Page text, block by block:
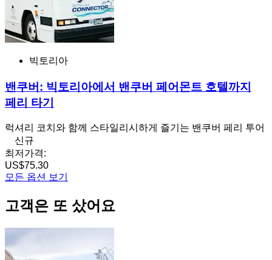
빅토리아
밴쿠버: 빅토리아에서 밴쿠버 페어몬트 호텔까지
페리 타기
럭셔리 코치와 함께 스타일리시하게 즐기는 밴쿠버 페리 투어
신규
최저가격:
US$75.30
모든 옵션 보기
고객은 또 샀어요